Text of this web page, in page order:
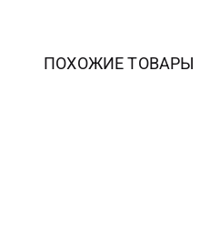
ПОХОЖИЕ ТОВАРЫ